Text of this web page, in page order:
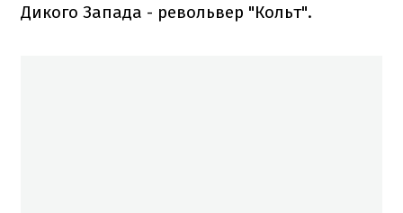
Дикого Запада - револьвер "Кольт".